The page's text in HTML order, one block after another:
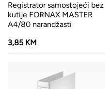
Registrator samostojeći bez
kutije FORNAX MASTER
A4/80 narandžasti
3,85 KM